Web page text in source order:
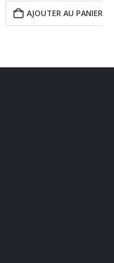
AJOUTER AU PANIER